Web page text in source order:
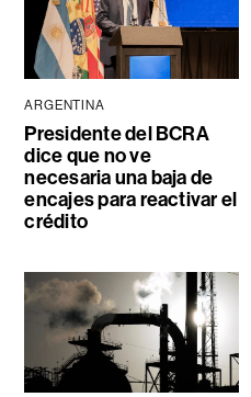
ARGENTINA
Presidente del BCRA
dice que no ve
necesaria una baja de
encajes para reactivar el
crédito